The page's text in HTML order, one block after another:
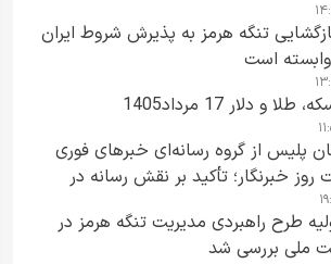
تنگه هرمز به پذیرش شروط ایران
وابسته است
دلار 17 مرداد1405
پلیس از گروه رسانه‌ای خبرهای فوری
خبرنگار؛ تأکید بر نقش رسانه در
عمومی
طرح راهبردی مدیریت تنگه هرمز در
ملی بررسی شد